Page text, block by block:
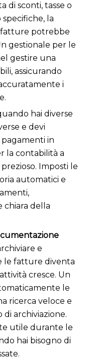
di sconti, tasse o
la
potrebbe
gestionale per le
gestire una
assicurando
i
hai diverse
e devi
in
la contabilità a
Imposti le
automatici e
chiara della
e
le fatture diventa
cresce. Un
le
ricerca veloce e
di archiviazione.
utile durante le
hai bisogno di